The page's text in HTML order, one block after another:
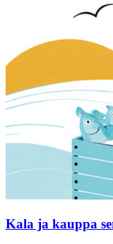
Kala ja kauppa